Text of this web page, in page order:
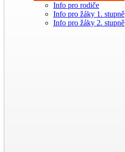
Info pro rodiče
Info pro žáky 1. stupně
Info pro žáky 2. stupně